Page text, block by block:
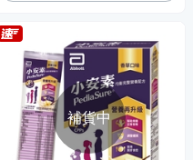
補貨中